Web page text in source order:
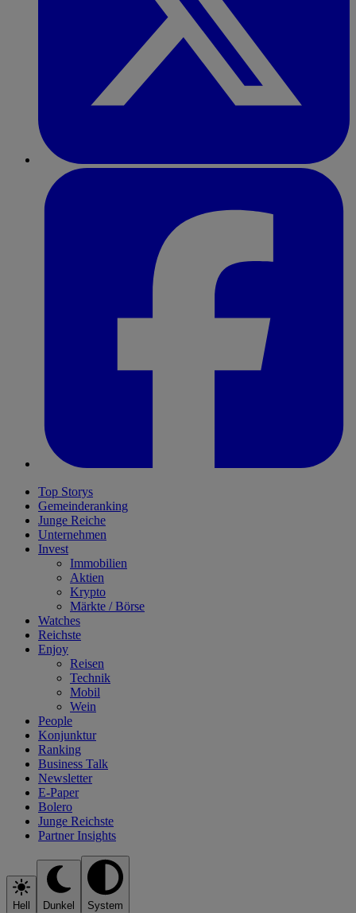
Top Storys
Gemeinderanking
Junge Reiche
Unternehmen
Invest
Immobilien
Aktien
Krypto
Märkte / Börse
Watches
Reichste
Enjoy
Reisen
Technik
Mobil
Wein
People
Konjunktur
Ranking
Business Talk
Newsletter
E-Paper
Bolero
Junge Reichste
Partner Insights
Hell Dunkel System